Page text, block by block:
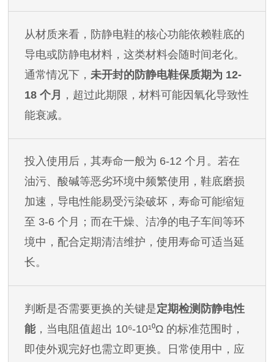
从材质来看，防静电鞋的核心功能依赖鞋底的
导电或防静电材料，这类材料会随时间老化。
通常情况下， 未开封的防静电鞋保质期为 12-
18 个月
，超过此期限，材料可能因氧化导致性
能衰减。
投入使用后，其寿命一般为 6-12 个月。若在
油污、酸碱等恶劣环境中频繁使用，鞋底磨损
加速，导电性能易受污染破坏，寿命可能缩短
至 3-6 个月；而在干燥、洁净的电子车间等环
境中，配合定期清洁维护，使用寿命可适当延
长。
判断是否需要更换的关键是定期检测防静电性
能，当电阻值超出 10⁶-10¹⁰Ω 的标准范围时，
即使外观完好也需立即更换。日常使用中，应